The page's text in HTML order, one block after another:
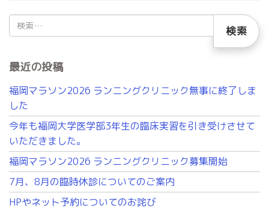
索:
最近の投稿
福岡マラソン2026 ランニングクリニック無事に終了しま
した
今年も福岡大学医学部3年生の臨床実習を引き受けさせて
いただきました。
福岡マラソン2026 ランニングクリニック募集開始
7月、8月の臨時休診についてのご案内
HPやネット予約についてのお詫び